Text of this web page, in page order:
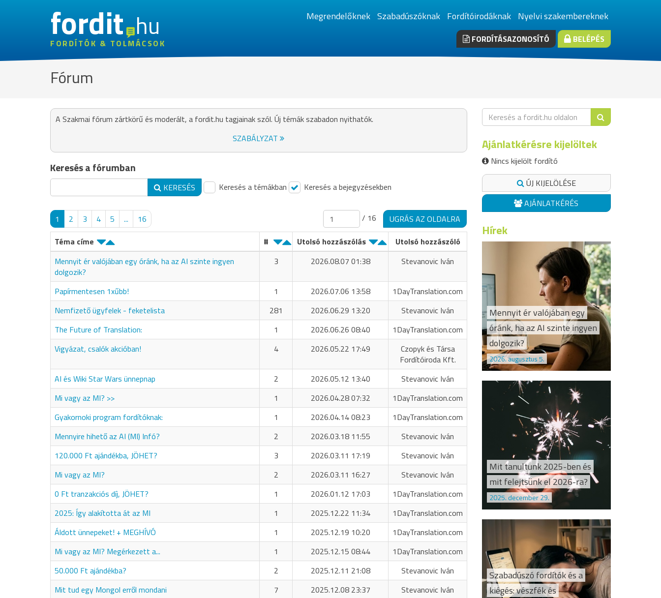
fordithu
FORDÍTÓK & TOLMÁCSOK
Megrendelőknek Szabadúszóknak Fordítóirodáknak Nyelvi szakembereknek
FORDÍTÁSAZONOSÍTÓ BELÉPÉS
Fórum
A Szakmai fórum zártkörű és moderált, a fordit.hu tagjainak szól. Új témák szabadon nyithatók.
SZABÁLYZAT
Keresés a fórumban
KERESÉS Keresés a témákban Keresés a bejegyzésekben
1 2 3 4 5 ... 16 / 16
UGRÁS AZ OLDALRA
Téma címe
# Utolsó hozzászólás
Utolsó hozzászóló
Mennyit ér valójában egy óránk, ha az AI szinte ingyen
dolgozik?
3 2026.08.07 01:38 Stevanovic Iván
Papírmentesen 1xűbb! 1 2026.07.06 13:58
1DayTranslation.com
Nemfizető ügyfelek - feketelista
281 2026.06.29 13:20
Stevanovic Iván
The Future of Translation:
1 2026.06.26 08:40
1DayTranslation.com
Vigyázat, csalók akcióban!
4 2026.05.22 17:49
Czopyk és Társa
Fordítóiroda Kft.
AI és Wiki Star Wars ünnepnap
2 2026.05.12 13:40
Stevanovic Iván
Mi vagy az MI? >>
1 2026.04.28 07:32
1DayTranslation.com
Gyakornoki program fordítóknak:
1 2026.04.14 08:23
1DayTranslation.com
Mennyire hihető az AI (MI) Infó?
2 2026.03.18 11:55
Stevanovic Iván
120.000 Ft ajándékba, JÖHET?
3 2026.03.11 17:19
Stevanovic Iván
Mi vagy az MI?
2 2026.03.11 16:27
Stevanovic Iván
0 Ft tranzakciós díj, JÖHET?
1 2026.01.12 17:03
1DayTranslation.com
2025: Így alakította át az MI
1 2025.12.22 11:34
1DayTranslation.com
Áldott ünnepeket! + MEGHÍVÓ
1 2025.12.19 10:20
1DayTranslation.com
Mi vagy az MI? Megérkezett a...
1 2025.12.15 08:44
1DayTranslation.com
50.000 Ft ajándékba?
2 2025.12.11 21:08
Stevanovic Iván
Mit tud egy Mongol erről mondani
7 2025.12.08 23:37
Stevanovic Iván
Ajánlatkérésre kijelöltek
Nincs kijelölt fordító
ÚJ KIJELÖLÉSE
AJÁNLATKÉRÉS
Hírek
Mennyit ér valójában egy
óránk, ha az AI szinte ingyen
dolgozik?
2026. augusztus 5.
Mit tanultunk 2025-ben és
mit felejtsünk el 2026-ra?
2025. december 29.
Szabadúszó fordítók és a
kiégés: vészfék és